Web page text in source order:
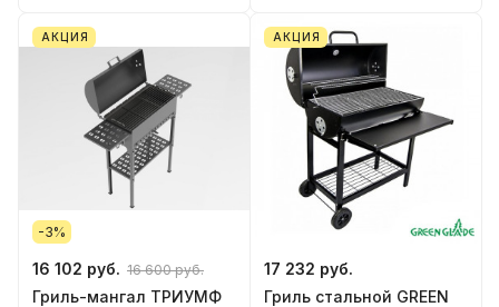
АКЦИЯ
-3%
16 102 руб. 16 600 руб.
Гриль-мангал ТРИУМФ
АКЦИЯ
17 232 руб.
Гриль стальной GREEN